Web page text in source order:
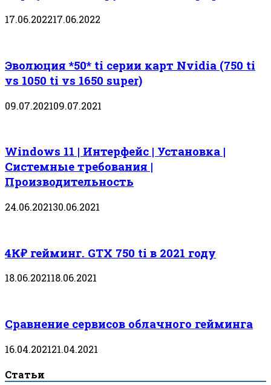
17.06.202217.06.2022
Эволюция *50* ti серии карт Nvidia (750 ti
vs 1050 ti vs 1650 super)
09.07.202109.07.2021
Windows 11 | Интерфейс | Установка |
Системные требования |
Производительность
24.06.202130.06.2021
4К₽ гейминг. GTX 750 ti в 2021 году
18.06.202118.06.2021
Сравнение сервисов облачного гейминга
16.04.202121.04.2021
Статьи